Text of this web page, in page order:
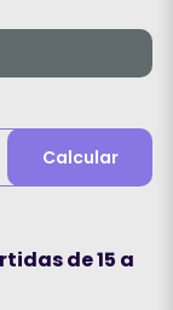
Calcular
de 15 a